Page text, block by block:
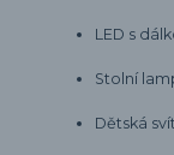
LED s
Stolní
Dětská